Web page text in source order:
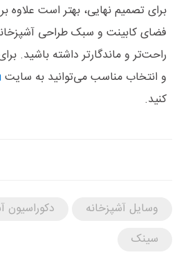
برای تصمیم نهایی، بهتر است علاوه
فضای کابینت و سبک طراحی
راحت‌تر و ماندگارتر داشته باشید.
و انتخاب مناسب می‌توانید به سایت
کنید.
وسایل آشپزخانه دکوراسیون
سینک